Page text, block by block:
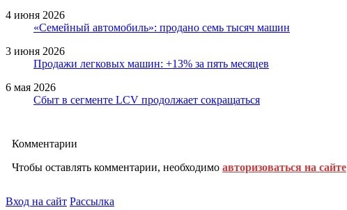
4 июня 2026
«Семейный автомобиль»: продано семь тысяч машин
3 июня 2026
Продажи легковых машин: +13% за пять месяцев
6 мая 2026
Сбыт в сегменте LCV продолжает сокращаться
Комментарии
Чтобы оставлять комментарии, необходимо авторизоваться на сайте
Вход на сайт Рассылка